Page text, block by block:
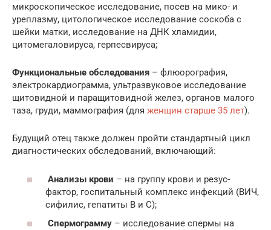
микроскопическое исследование, посев на мико- и
уреплазму, цитологическое исследование соскоба с
шейки матки, исследование на ДНК хламидии,
цитомегаловируса, герпесвируса;
Функциональные обследования – флюорография,
электрокардиограмма, ультразвуковое исследование
щитовидной и паращитовидной желез, органов малого
таза, груди, маммография (для женщин старше 35 лет).
Будущий отец также должен пройти стандартный цикл
диагностических обследований, включающий:
Анализы крови – на группу крови и резус-
фактор, госпитальный комплекс инфекций (ВИЧ,
сифилис, гепатиты В и С);
Спермограмму – исследование спермы на